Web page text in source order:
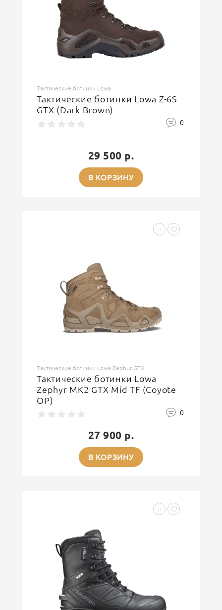
Тактические ботинки Lowa
Тактические ботинки Lowa Z-6S
GTX (Dark Brown)
0
29 500 р.
В КОРЗИНУ
Тактические ботинки Lowa Zephur GTX
Тактические ботинки Lowa
Zephyr MK2 GTX Mid TF (Coyote
OP)
0
27 900 р.
В КОРЗИНУ